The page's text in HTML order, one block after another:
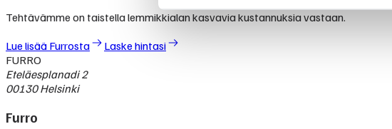
Tehtävämme on taistella lemmikkialan kasvavia kustannuksia vastaan.
Lue lisää Furrosta
Laske hintasi
FURRO
Eteläesplanadi 2
00130 Helsinki
Furro